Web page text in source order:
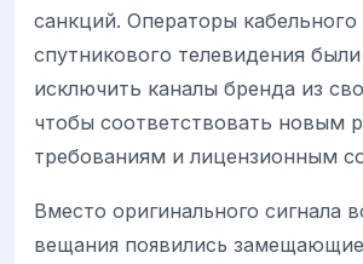
санкций. Операторы кабельного
спутникового телевидения
исключить каналы бренда из
чтобы соответствовать новым
требованиям и лицензионным
Вместо оригинального сигнала
вещания появились